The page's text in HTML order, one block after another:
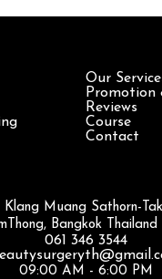
Our
Promotion
Reviews
Course
Contact
Klang Muang Sathorn-
Bangkok Thailand
061 346 3544
09:00 AM - 6:00 PM